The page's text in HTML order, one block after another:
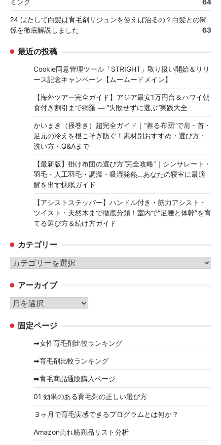
ミング 64
24 はたして白髪は育毛剤リジュンを使えば治るの？白髪との関
係を徹底解説しました
63
最近の投稿
Cookie同意管理ツール「STRIGHT」取り扱い開始＆リリ
ース記念キャンペーン【ムームードメイン】
【海外ツアー完全ガイド】アジア最安1万円台＆ハワイ朝
食付き割引まで網羅 ― “失敗せずに選ぶ”実践大全
かいまき（掻巻き）超完全ガイド｜“着る布団”で肩・首・
足元の冷えを根こそぎ防ぐ！素材別おすすめ・選び方・
洗い方・Q&Aまで
【最新版】掛け布団の選び方“完全攻略”｜シンサレート・
羽毛・人工羽毛・調温・吸湿発熱…あなたの寝室に最適
解を出す快眠ガイド
【アシストステッパー】ハンドル付き・筋力アシスト・
ツイスト・天然木まで徹底分類！室内で“足腰と体幹”を育
てる選び方＆続け方ガイド
カテゴリー
カ
ゴ
リ
ー
アーカイブ
ア
カ 固定ページ
➡女性育毛剤比較ランキング
➡育毛剤比較ランキング
➡育毛商品通販購入ページ
01 効果のある育毛剤の正しい選び方
３ヶ月で育毛実感できるプログラムとは何か？
Amazon売れ筋商品リスト分析